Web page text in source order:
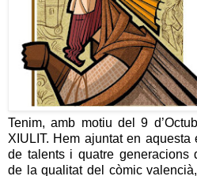
Tenim, amb motiu del 9
XIULIT. Hem ajuntat en
de talents i quatre generacions
de la qualitat del còmic